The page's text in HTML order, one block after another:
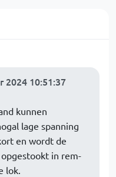
10:51:37
kunnen
lage spanning
en wordt de
in rem-
lok.